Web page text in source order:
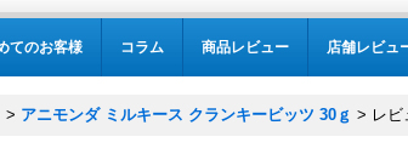
てのお客様 コラム 商品レビュー 店舗レビュ
> アニモンダ ミルキース クランキービッツ 30ｇ > レビ